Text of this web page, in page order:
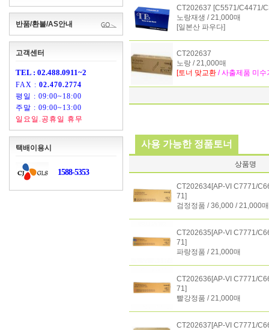
반품/환불/AS안내
고객센터
TEL : 02.488.0911~2
FAX : 02.470.2774
평일 : 09:00~18:00
주말 : 09:00~13:00
일요일.공휴일 휴무
택배이용시
1588-5353
CT202637 [C5571/C4471/
노랑재생 / 21,000매
[일본산 파우다]
CT202637
노랑 / 21,000매
[토너 맞교환 / 사출제품 미수
사용 가능한 정품토너
상품명
CT202634[AP-VI C7771/
71]
검정정품 / 36,000 / 21,000매
CT202635[AP-VI C7771/
71]
파랑정품 / 21,000매
CT202636[AP-VI C7771/
71]
빨강정품 / 21,000매
CT202637[AP-VI C7771/